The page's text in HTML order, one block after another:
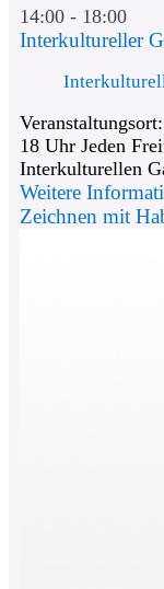
14:00 - 18:00
Interkultureller
18 Uhr Jeden
Interkulturellen
Weitere
Zeichnen mit